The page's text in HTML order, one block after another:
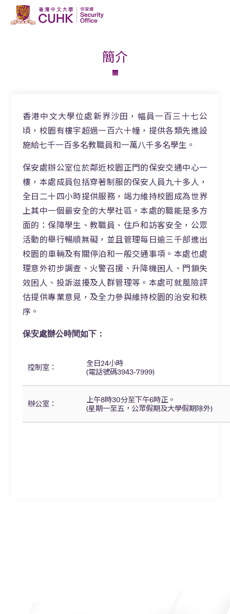
簡介
香港中文大學位處新界沙田，幅員一百三十七公
頃，校園有樓宇超過一百六十幢，提供各類先進設
施給七千一百多名教職員和一萬八千多名學生。
保安處辦公室位於鄰近校園正門的保安交通中心一
樓，本處成員包括穿著制服的保安人員九十多人，
全日二十四小時提供服務，竭力維持校園成為世界
上其中一個最安全的大學社區。本處的職能是多方
面的：保障學生、教職員、住戶和訪客安全，公眾
活動的舉行暢順無礙，並且管理每日逾三千部進出
校園的車輛及有關停泊和一般交通事項。本處也處
理意外初步調查、火警召援、升降機困人、門鎖失
效困人、投訴滋擾及人群管理等。本處可就風險評
估提供專業意見，及全力參與維持校園的治安和秩
序。
保安處辦公時間如下：
控制室：
全日24小時
(電話號碼3943-7999)
辦公室：
上午8時30分至下午6時正。
(星期一至五，公眾假期及大學假期除外)